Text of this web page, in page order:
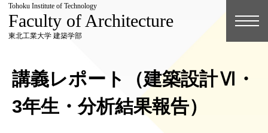
Tohoku Institute of Technology
Faculty of Architecture
東北工業大学 建築学部
講義レポート（建築設計Ⅵ・
3年生・分析結果報告）